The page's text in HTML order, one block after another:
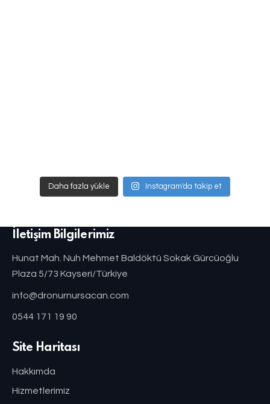
Daha fazla yükle Instagram'da takip et
İletişim Bilgilerimiz
Hunat Mah. Nuh Mehmet Baldöktü Sokak Gürcüoğlu
Plaza 5/73 Kayseri/Türkiye
info@dronurnursacan.com
0544 171 19 90
Site Haritası
Hakkımda
Hizmetlerimiz